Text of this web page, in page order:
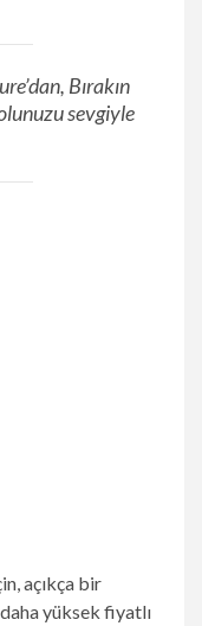
Bırakın
sevgiyle
açıkça bir
yüksek fiyatlı